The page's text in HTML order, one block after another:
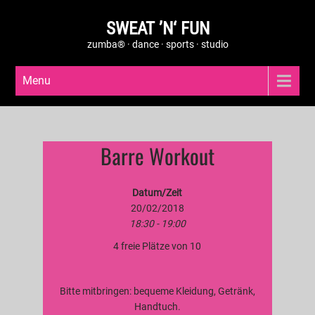
SWEAT ’N‘ FUN
zumba® · dance · sports · studio
Menu
Barre Workout
Datum/Zeit
20/02/2018
18:30 - 19:00
4 freie Plätze von 10
Bitte mitbringen: bequeme Kleidung, Getränk,
Handtuch.